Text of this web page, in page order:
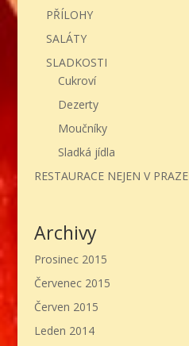
PŘÍLOHY
SALÁTY
SLADKOSTI
Cukroví
Dezerty
Moučníky
Sladká jídla
RESTAURACE NEJEN V PRAZE
Archivy
Prosinec 2015
Červenec 2015
Červen 2015
Leden 2014